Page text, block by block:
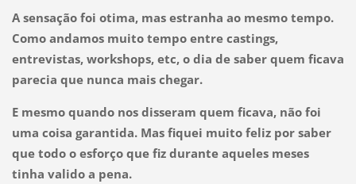
A sensação foi otima, mas estranha ao mesmo tempo.
Como andamos muito tempo entre castings,
entrevistas, workshops, etc, o dia de saber quem ficava
parecia que nunca mais chegar.
E mesmo quando nos disseram quem ficava, não foi
uma coisa garantida. Mas fiquei muito feliz por saber
que todo o esforço que fiz durante aqueles meses
tinha valido a pena.